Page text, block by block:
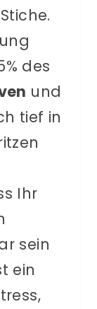
des
und
tief in
Ihr
sein
ein